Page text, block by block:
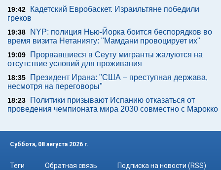
19:42
Кадетский Евробаскет. Израильтяне победили
греков
19:38
NYP: полиция Нью-Йорка боится беспорядков во
время визита Нетаниягу: "Мамдани провоцирует их"
19:09
Прорвавшиеся в Сеуту мигранты жалуются на
отсутствие условий для проживания
18:35
Президент Ирана: "США – преступная держава,
несмотря на переговоры"
18:23
Политики призывают Испанию отказаться от
проведения чемпионата мира 2030 совместно с Марокко
Суббота, 08 августа 2026 г.
Теги Обратная связь Подписка на новости (RSS)